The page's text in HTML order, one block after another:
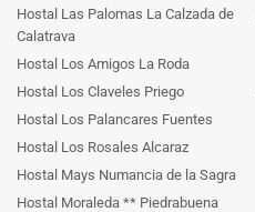
Hostal Las Palomas La Calzada de
Calatrava
Hostal Los Amigos La Roda
Hostal Los Claveles Priego
Hostal Los Palancares Fuentes
Hostal Los Rosales Alcaraz
Hostal Mays Numancia de la Sagra
Hostal Moraleda ** Piedrabuena